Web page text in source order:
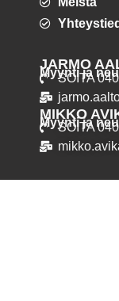
JARMO
Myynti ja
SOITA
MIKKO
Myynti ja
SOITA